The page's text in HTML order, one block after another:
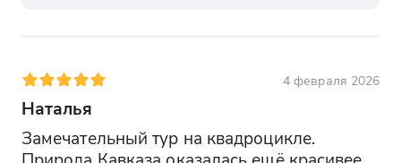
4 февраля 2026
Наталья
Замечательный тур на квадроцикле.